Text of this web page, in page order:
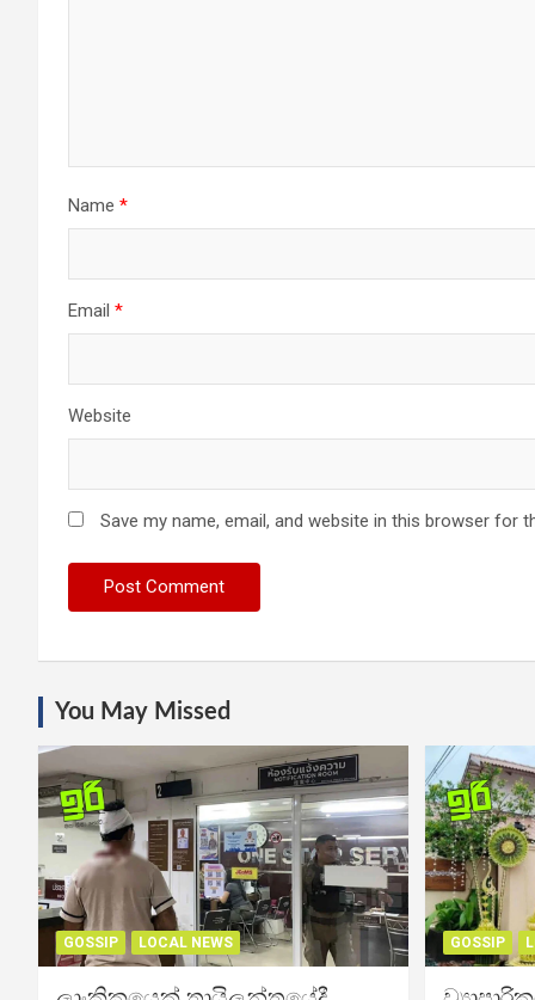
Name *
Email *
Website
Save my name, email, and website in this browser for
You May Missed
GOSSIP LOCAL NEWS GOSSIP